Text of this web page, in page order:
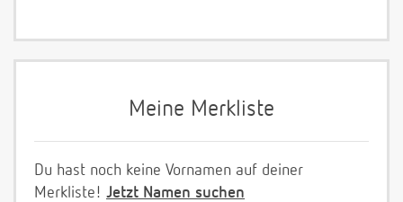
Meine Merkliste
Du hast noch keine Vornamen auf deiner
Merkliste! Jetzt Namen suchen